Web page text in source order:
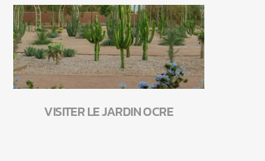
VISITER LE JARDIN OCRE